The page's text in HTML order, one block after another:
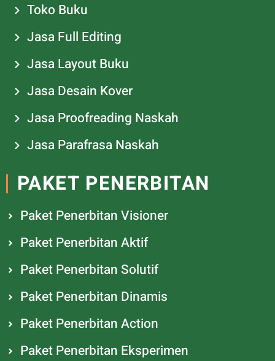
Toko Buku
Jasa Full Editing
Jasa Layout Buku
Jasa Desain Kover
Jasa Proofreading Naskah
Jasa Parafrasa Naskah
PAKET PENERBITAN
Paket Penerbitan Visioner
Paket Penerbitan Aktif
Paket Penerbitan Solutif
Paket Penerbitan Dinamis
Paket Penerbitan Action
Paket Penerbitan Eksperimen